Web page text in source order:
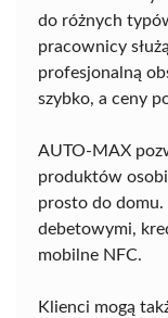
do różnych
pracownicy
profesjonalną
szybko, a ceny
AUTO-MAX
produktów
prosto do domu.
debetowymi,
mobilne NFC.
Klienci mogą